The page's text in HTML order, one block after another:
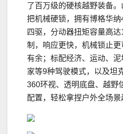
了百万级的硬核越野装备
把机械硬锁，拥有博格华
四驱，分动器扭矩容量高
制，响应更快，机械锁止
有余；标配经济、运动、
家等9种驾驶模式，以及坦
360环视、透明底盘、越野
配置，轻松拿捏户外全场景